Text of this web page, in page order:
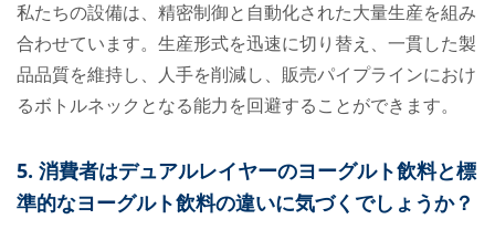
私たちの設備は、精密制御と自動化された大量生産を組み
合わせています。生産形式を迅速に切り替え、一貫した製
品品質を維持し、人手を削減し、販売パイプラインにおけ
るボトルネックとなる能力を回避することができます。
5. 消費者はデュアルレイヤーのヨーグルト飲料と標
準的なヨーグルト飲料の違いに気づくでしょうか？